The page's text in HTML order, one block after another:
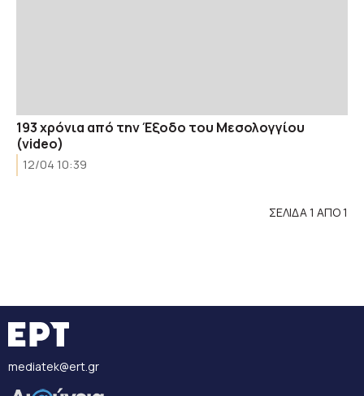
193 χρόνια από την Έξοδο του Μεσολογγίου
(video)
12/04 10:39
ΣΕΛΙΔΑ 1 ΑΠΟ 1
mediatek@ert.gr